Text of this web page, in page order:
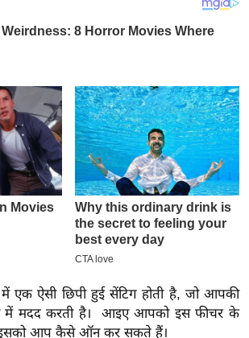
ऐसी छिपी हुई सेंटिग होती है, जो आपकी
में मदद करती है। आइए आपको इस फीचर के
इसको आप कैसे ऑन कर सकते हैं।